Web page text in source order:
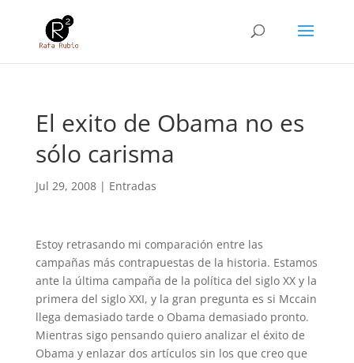
El exito de Obama no es
sólo carisma
Jul 29, 2008| Entradas
Estoy retrasando mi comparación entre las
campañas más contrapuestas de la historia. Estamos
ante la última campaña de la política del siglo XX y la
primera del siglo XXI, y la gran pregunta es si Mccain
llega demasiado tarde o Obama demasiado pronto.
Mientras sigo pensando quiero analizar el éxito de
Obama y enlazar dos artículos sin los que creo que